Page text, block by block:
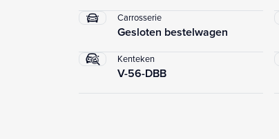
Carrosserie
Gesloten bestelwagen
Kenteken
V-56-DBB